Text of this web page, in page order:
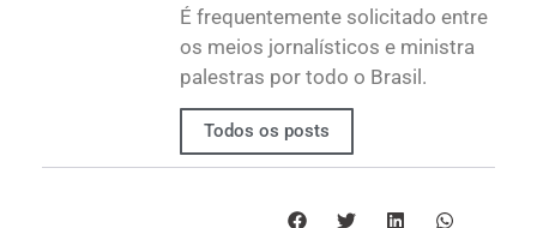
É frequentemente solicitado entre
os meios jornalísticos e ministra
palestras por todo o Brasil.
Todos os posts